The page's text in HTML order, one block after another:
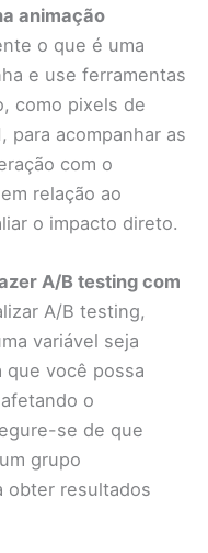
animação
o que é uma
e use ferramentas
como pixels de
para acompanhar as
com o
relação ao
o impacto direto.
A/B testing com
A/B testing,
variável seja
que você possa
o
se de que
grupo
obter resultados